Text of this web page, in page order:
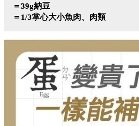
＝39g納豆
＝1/3掌心大小魚肉、肉類